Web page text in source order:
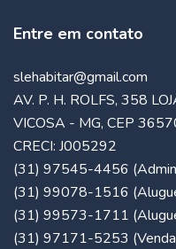
Entre em contato
slehabitar@gmail.com
AV. P. H. ROLFS, 358
VICOSA - MG, CEP
CRECI: J005292
(31) 97545-4456
(31) 99078-1516
(31) 99573-1711
(31) 97171-5253